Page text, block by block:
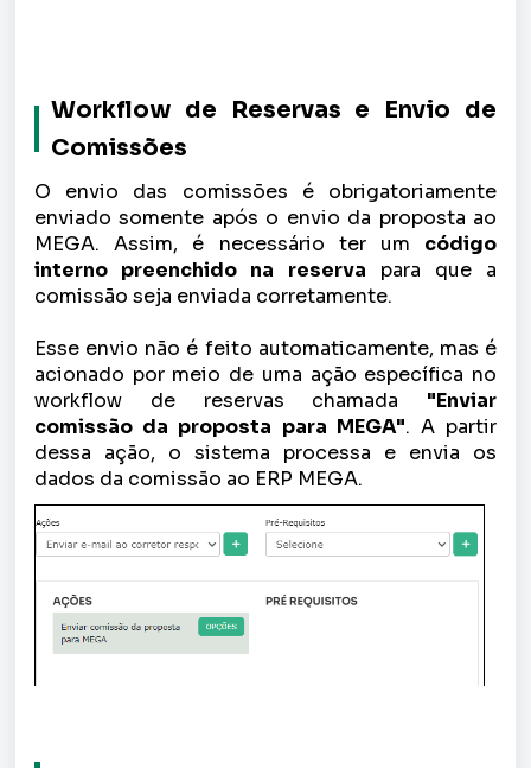
Workflow de Reservas e Envio de
Comissões
O envio das comissões é obrigatoriamente
enviado somente após o envio da proposta ao
MEGA. Assim, é necessário ter um código
interno preenchido na reserva para que a
comissão seja enviada corretamente.
Esse envio não é feito automaticamente, mas é
acionado por meio de uma ação específica no
workflow de reservas chamada "Enviar
comissão da proposta para MEGA". A partir
dessa ação, o sistema processa e envia os
dados da comissão ao ERP MEGA.